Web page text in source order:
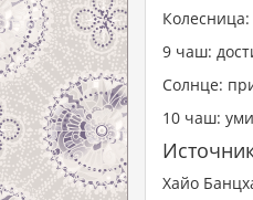
9 чаш:
Солнце:
10 чаш:
Хайо